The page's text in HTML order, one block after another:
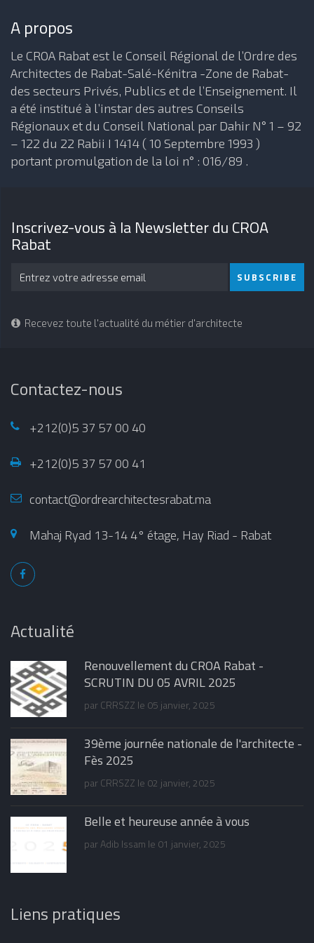
A propos
Le CROA Rabat est le Conseil Régional de l’Ordre des
Architectes de Rabat-Salé-Kénitra -Zone de Rabat-
des secteurs Privés, Publics et de l’Enseignement. Il
a été institué à l’instar des autres Conseils
Régionaux et du Conseil National par Dahir N° 1 – 92
– 122 du 22 Rabii I 1414 ( 10 Septembre 1993 )
portant promulgation de la loi n° : 016/89 .
Inscrivez-vous à la Newsletter du CROA
Rabat
SUBSCRIBE
Recevez toute l'actualité du métier d'architecte
Contactez-nous
+212(0)5 37 57 00 40
+212(0)5 37 57 00 41
contact@ordrearchitectesrabat.ma
Mahaj Ryad 13-14 4° étage, Hay Riad - Rabat
Actualité
Renouvellement du CROA Rabat -
SCRUTIN DU 05 AVRIL 2025
parCRRSZZ le 05 janvier, 2025
39ème journée nationale de l'architecte -
Fès 2025
parCRRSZZ le 02 janvier, 2025
Belle et heureuse année à vous
parAdib Issam le 01 janvier, 2025
Liens pratiques